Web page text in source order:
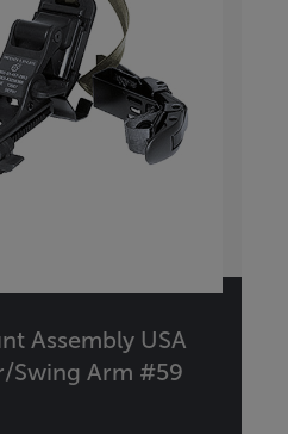
Assembly USA
Swing Arm #59